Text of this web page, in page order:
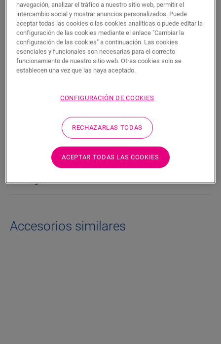
BUSCAR
Características del producto
Se trata de un rodapié recto y alto que combina a la
perfección con el color de su suelo. Cuenta con unas prácticas
ranuras en la parte posterior para alojar los cables. El rodapié
acabado hermético, le sugerimos que lo combine con la tira de
disponible en blanco, listo para pintar (QSPSKRPAINT).
Dimensiones
Descargas
Accesorios similares
navegación, analizar el tráfico a nuestro sitio web, permitir el
intercambio social y mostrar anuncios personalizados. Puede
aceptar todas las cookies o las cookies analíticas o puede editar la
configuración de las cookies mediante el enlace "Cambiar la
configuración de las cookies" a continuación. Las cookies
esenciales y funcionales son necesarias para el correcto
funcionamiento de nuestro sitio web. Otras cookies solo se
establecen una vez que las haya aceptado.
CONFIGURACIÓN DE COOKIES
RECHAZARLAS TODAS
ACEPTAR TODAS LAS COOKIES